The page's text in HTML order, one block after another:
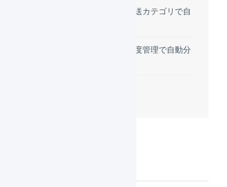
商品マスタの配送カテゴリで自
商品マスタの温度管理で自動分